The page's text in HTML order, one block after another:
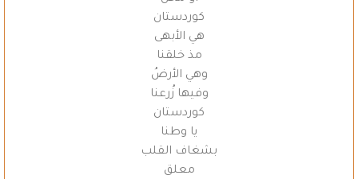
كوردستان
هي الأبهى
مذ خلقنا
وهي الأرضُ
وفيها زُرعنا
كوردستان
يا وطنا
بشغاف القلب
معلق